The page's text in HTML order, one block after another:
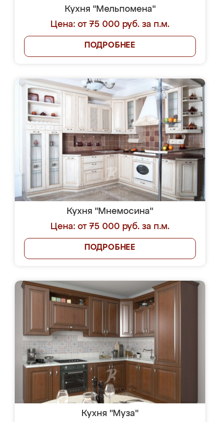
Кухня "Мельпомена"
Цена: от 75 000 руб. за п.м.
ПОДРОБНЕЕ
Кухня "Мнемосина"
Цена: от 75 000 руб. за п.м.
ПОДРОБНЕЕ
Кухня "Муза"